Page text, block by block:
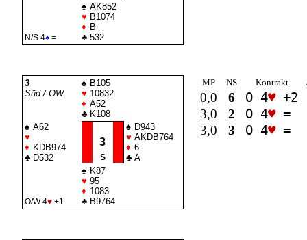
N/S 4♠=
♠ AK852
♥ B1074
♦ B
♣ 532
3
Süd / OW
♠ B105
♥ 10832
♦ A52
♣ K108
♠ A62
♥
♦ KDB974
♣ D532
3
S
♠ D943
♥ AKDB764
♦ 6
♣ A
O/W 4♥+1
♠ K87
♥ 95
♦ 1083
♣ B9764
MP NS Kontrakt
0,0 6 O 4♥+2
3,0
2 O 4♥=
3,0
3 O 4♥=